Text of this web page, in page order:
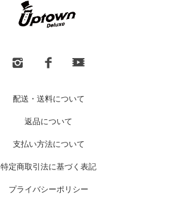
配送・送料について
返品について
支払い方法について
特定商取引法に基づく表記
プライバシーポリシー